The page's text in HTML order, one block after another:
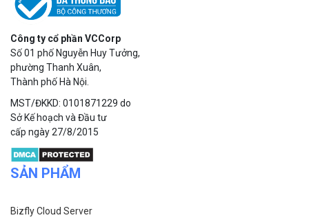
Công ty cổ phần VCCorp
Số 01 phố Nguyễn Huy Tưởng,
phường Thanh Xuân,
Thành phố Hà Nội.
MST/ĐKKD: 0101871229 do
Sở Kế hoạch và Đầu tư
cấp ngày 27/8/2015
SẢN PHẨM
Bizfly Cloud Server